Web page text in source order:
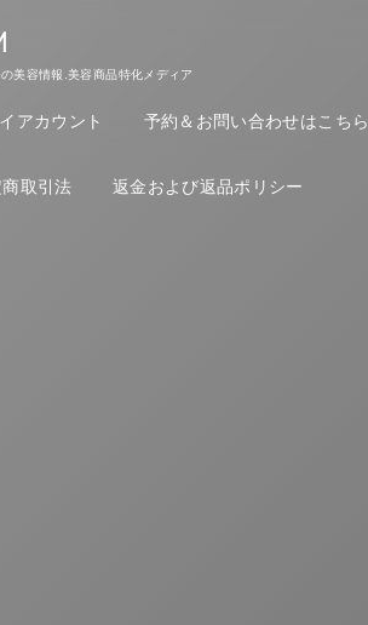
美容情報.美容商品特化メディア
アカウント 予約＆お問い合わせはこちら
取引法 返金および返品ポリシー